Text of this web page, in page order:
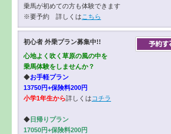
乗馬が初めての方も体験できます
※要予約 詳しくは こちら
初心者 外乗プラン募集中!!
心地よく吹く草原の風の中を
乗馬体験をしませんか？
◆お手軽プラン
13750円+保険料200円
小学1年生から詳しくは コチラ
◆日帰りプラン
17050円+保険料200円